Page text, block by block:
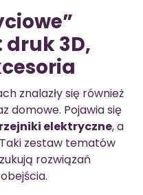
3D,
znalazły się również
domowe. Pojawia się
elektryczne, a
zestaw tematów
rozwiązań